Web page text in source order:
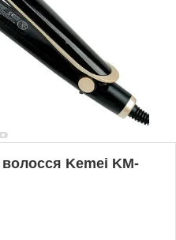
Kemei KM-